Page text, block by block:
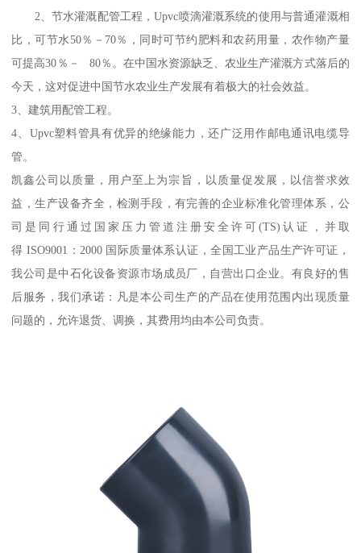
2、节水灌溉配管工程，Upvc喷滴灌溉系统的使用与普通灌溉相
比，可节水50％－70％，同时可节约肥料和农药用量，农作物产量
可提高30％－ 80％。在中国水资源缺乏、农业生产灌溉方式落后的
今天，这对促进中国节水农业生产发展有着极大的社会效益。
3、建筑用配管工程。
4、Upvc塑料管具有优异的绝缘能力，还广泛用作邮电通讯电缆导
管。
凯鑫公司以质量，用户至上为宗旨，以质量促发展，以信誉求效
益，生产设备齐全，检测手段，有完善的企业标准化管理体系，公
司是同行通过国家压力管道注册安全许可(TS)认证，并取
得 ISO9001：2000 国际质量体系认证，全国工业产品生产许可证，
我公司是中石化设备资源市场成员厂，自营出口企业。有良好的售
后服务，我们承诺：凡是本公司生产的产品在使用范围内出现质量
问题的，允许退货、调换，其费用均由本公司负责。